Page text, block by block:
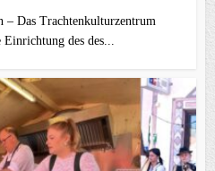
– Das Trachtenkulturzentrum
des des...